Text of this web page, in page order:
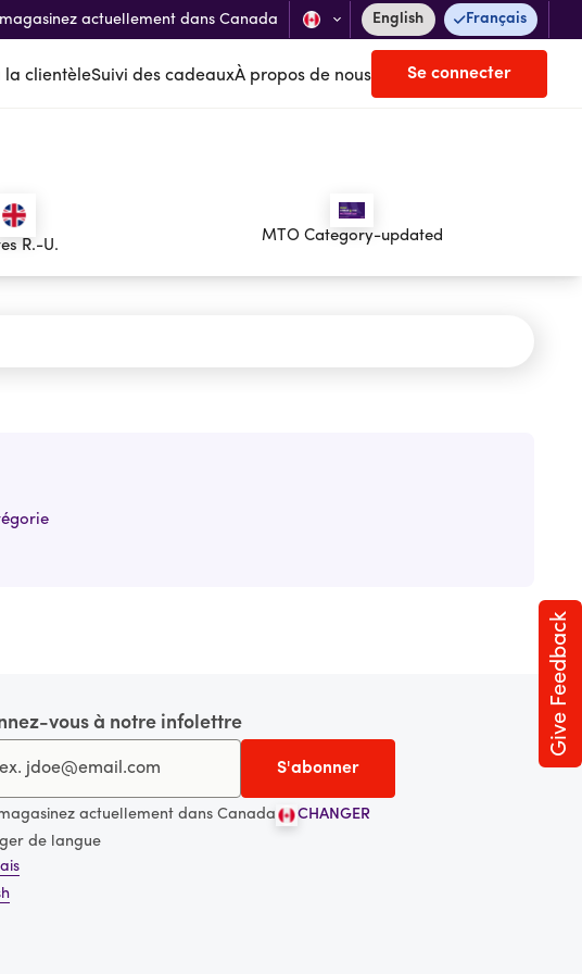
magasinez actuellement dans Canada English Français
la clientèleSuivi des cadeauxÀ propos de nous Se connecter
R.-U.
MTO Category-updated
vous à notre infolettre
actuellement dans Canada
CHANGER
de langue
Give Feedback